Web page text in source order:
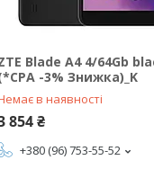
Blade A4 4/64Gb
-3% Знижка)_K
в наявності
854 ₴
+380 (96) 753-55-52